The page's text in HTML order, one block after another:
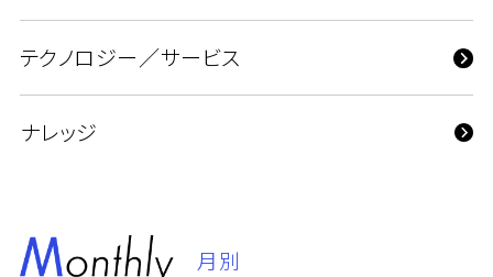
テクノロジー／サービス
ナレッジ
月別